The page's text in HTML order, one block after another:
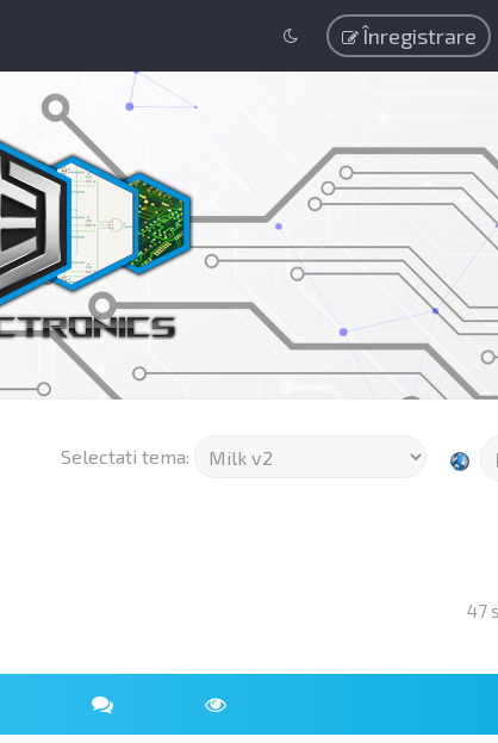
Înregistrare
Selectati tema:
47